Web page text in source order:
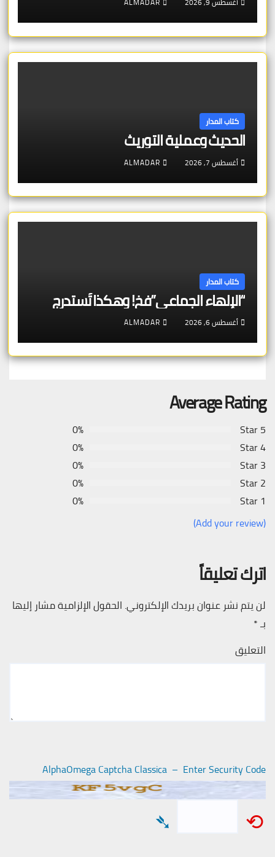
كتاب المدار
الحديث وعملية التوريث
أغسطس 7, 2026 ALMADAR
كتاب المدار
“الإلهاء الجماعي”فخ! وهكذا تُستدرج
أغسطس 6, 2026 ALMADAR
Average Rating
5 Star
0%
4 Star
0%
3 Star
0%
2 Star
0%
1 Star
0%
(Add your review)
اترك تعليقاً
لن يتم نشر عنوان بريدك الإلكتروني. الحقول الإلزامية مشار إليها
بـ*
التعليق
AlphaOmega Captcha Classica – Enter Security Code
⟲
➴